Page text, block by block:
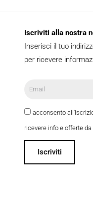
Iscriviti alla nostra
Inserisci il tuo
per ricevere
acconsento
ricevere info e offerte
Iscriviti